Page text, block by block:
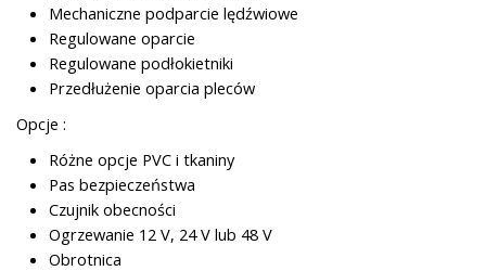
Mechaniczne podparcie lędźwiowe
Regulowane oparcie
Regulowane podłokietniki
Przedłużenie oparcia pleców
Opcje :
Różne opcje PVC i tkaniny
Pas bezpieczeństwa
Czujnik obecności
Ogrzewanie 12 V, 24 V lub 48 V
Obrotnica